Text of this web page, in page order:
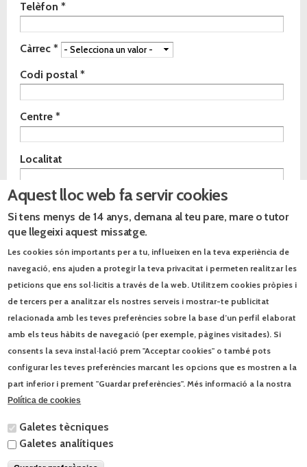
Telèfon*
Càrrec*
Codi postal*
Centre*
Localitat
Especialitat*
Comentaris
Avís legal*
He llegit i accepto l'avís legal
Les vostres dades passaran a formar part d'un fitxer automatitzat
propietat de l'Editorial Text IA, SL (NIF B75636654), amb la finalitat
d'informar-vos dels productes, serveis i altres activitats culturals de
cancel·lació de les vostres dades. Per a exercir-lo només cal que us
poseu en contacte per escrit a l'adreça: Josep Pla, 95. 08019
Barcelona, o per correu-e a contacte@text.cat. Per a enviar aquestes
dades cal que sigueu major d’edat. Acceptant aquestes condicions
Aquest lloc web fa servir cookies
Si tens menys de 14 anys, demana al teu pare, mare o tutor
que llegeixi aquest missatge.
Les cookies són importants per a tu, influeixen en la teva experiència de
navegació, ens ajuden a protegir la teva privacitat i permeten realitzar les
peticions que ens sol·licitis a través de la web. Utilitzem cookies pròpies i
de tercers per a analitzar els nostres serveis i mostrar-te publicitat
relacionada amb les teves preferències sobre la base d’un perfil elaborat
amb els teus hàbits de navegació (per exemple, pàgines visitades). Si
consents la seva instal·lació prem "Acceptar cookies" o també pots
configurar les teves preferències marcant les opcions que es mostren a la
part inferior i prement "Guardar preferències". Més informació a la nostra
Política de cookies
Galetes tècniques
Galetes analítiques